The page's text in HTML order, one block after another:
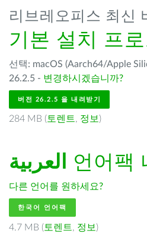
리브레오피스 최신
기본 설치 프
선택: macOS (Aarch64/Apple
26.2.5 - 변경하시겠습니까?
버전 26.2.5 을 내려받기
284 MB ( 토렌트, 정보 )
العربية 언어팩
다른 언어를 원하세요?
한국어 언어팩
4.7 MB ( 토렌트, 정보 )